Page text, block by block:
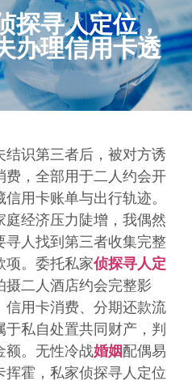
探寻人定位，
办理信用卡透
识第三者后，被对方诱
，全部用于二人约会开
用卡账单与出行轨迹。
庭经济压力陡增，我偶然
人找到第三者收集完整
项。委托私家侦探寻人定
摄二人酒店约会完整影
信用卡消费、分期还款流
于私自处置共同财产，判
额。无性冷战婚姻配偶易
霍，私家侦探寻人定位